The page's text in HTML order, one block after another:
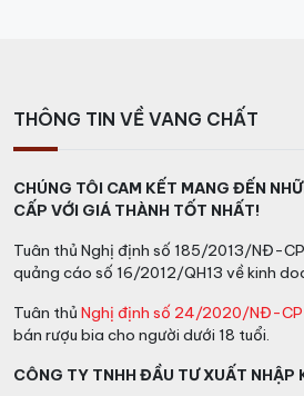
THÔNG TIN VỀ VANG CHẤT
CHÚNG TÔI CAM KẾT MANG ĐẾN
CẤP VỚI GIÁ THÀNH TỐT NHẤT!
Tuân thủ Nghị định số 185/2013/NĐ-
quảng cáo số 16/2012/QH13 về kinh
Tuân thủ Nghị định số 24/2020/NĐ-CP
bán rượu bia cho người dưới 18 tuổi.
CÔNG TY TNHH ĐẦU TƯ XUẤT NHẬP